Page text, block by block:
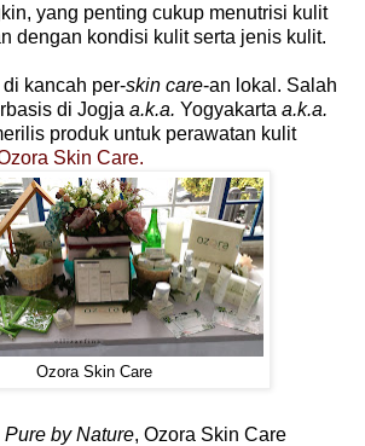
yang penting cukup menutrisi kulit
dengan kondisi kulit serta jenis kulit.
kancah per-skin care-an lokal. Salah
di Jogja a.k.a. Yogyakarta a.k.a.
produk untuk perawatan kulit
Skin Care.
Ozora Skin Care
Pure by Nature, Ozora Skin Care